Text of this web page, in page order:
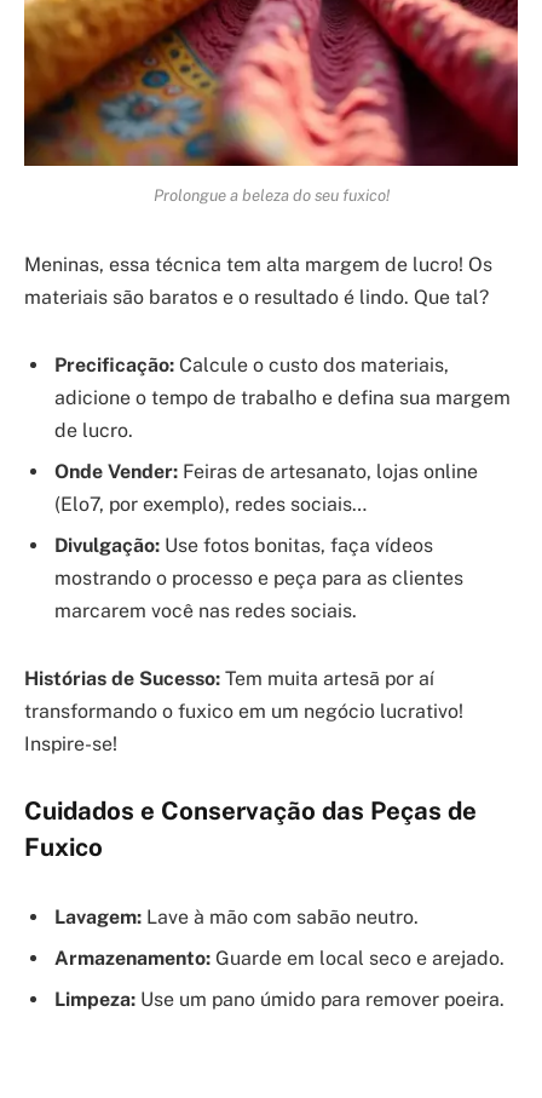
Prolongue a beleza do seu fuxico!
Meninas, essa técnica tem alta margem de lucro! Os
materiais são baratos e o resultado é lindo. Que tal?
Precificação: Calcule o custo dos materiais,
adicione o tempo de trabalho e defina sua margem
de lucro.
Onde Vender: Feiras de artesanato, lojas online
(Elo7, por exemplo), redes sociais…
Divulgação: Use fotos bonitas, faça vídeos
mostrando o processo e peça para as clientes
marcarem você nas redes sociais.
Histórias de Sucesso: Tem muita artesã por aí
transformando o fuxico em um negócio lucrativo!
Inspire-se!
Cuidados e Conservação das Peças de
Fuxico
Lavagem: Lave à mão com sabão neutro.
Armazenamento: Guarde em local seco e arejado.
Limpeza: Use um pano úmido para remover poeira.